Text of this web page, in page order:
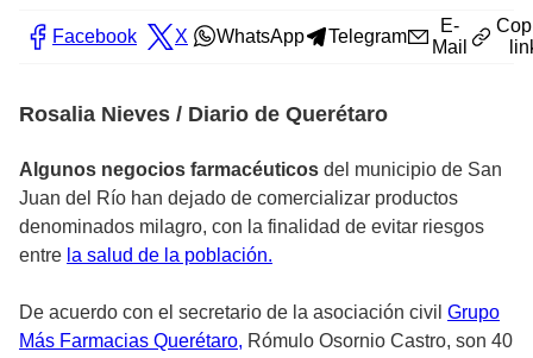
Facebook X WhatsApp Telegram
E-
Mail
Rosalia Nieves / Diario de Querétaro
Algunos negocios farmacéuticos del municipio de San
Juan del Río han dejado de comercializar productos
denominados milagro, con la finalidad de evitar riesgos
entre la salud de la población.
De acuerdo con el secretario de la asociación civil Grupo
Más Farmacias Querétaro, Rómulo Osornio Castro, son 40